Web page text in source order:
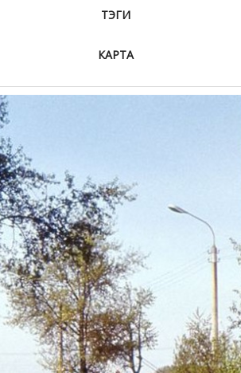
ТЭГИ
КАРТА